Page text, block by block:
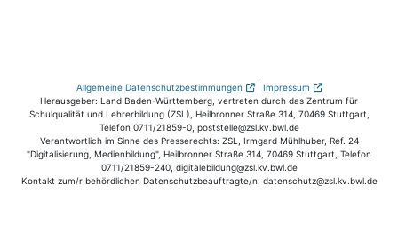
Allgemeine Datenschutzbestimmungen | Impressum
Herausgeber: Land Baden-Württemberg, vertreten durch das Zentrum für
Schulqualität und Lehrerbildung (ZSL), Heilbronner Straße 314, 70469 Stuttgart,
Telefon 0711/21859-0, poststelle@zsl.kv.bwl.de
Verantwortlich im Sinne des Presserechts: ZSL, Irmgard Mühlhuber, Ref. 24
"Digitalisierung, Medienbildung", Heilbronner Straße 314, 70469 Stuttgart, Telefon
0711/21859-240, digitalebildung@zsl.kv.bwl.de
Kontakt zum/r behördlichen Datenschutzbeauftragte/n: datenschutz@zsl.kv.bwl.de